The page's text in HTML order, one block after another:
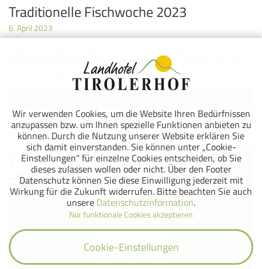
Traditionelle Fischwoche 2023
6. April 2023
Spezialitätenwoche zum Thema Fisch statt. Gerne erzählen wir euch
ein bisschen über das diesjährige Angebot ...
Wir verwenden Cookies, um die Website Ihren Bedürfnissen
anzupassen bzw. um Ihnen spezielle Funktionen anbieten zu
können. Durch die Nutzung unserer Website erklären Sie
sich damit einverstanden. Sie können unter „Cookie-
Einstellungen“ für einzelne Cookies entscheiden, ob Sie
dieses zulassen wollen oder nicht. Über den Footer
Datenschutz können Sie diese Einwilligung jederzeit mit
Wirkung für die Zukunft widerrufen. Bitte beachten Sie auch
unsere Datenschutzinformation.
Nur funktionale Cookies akzeptieren
Cookie-Einstellungen